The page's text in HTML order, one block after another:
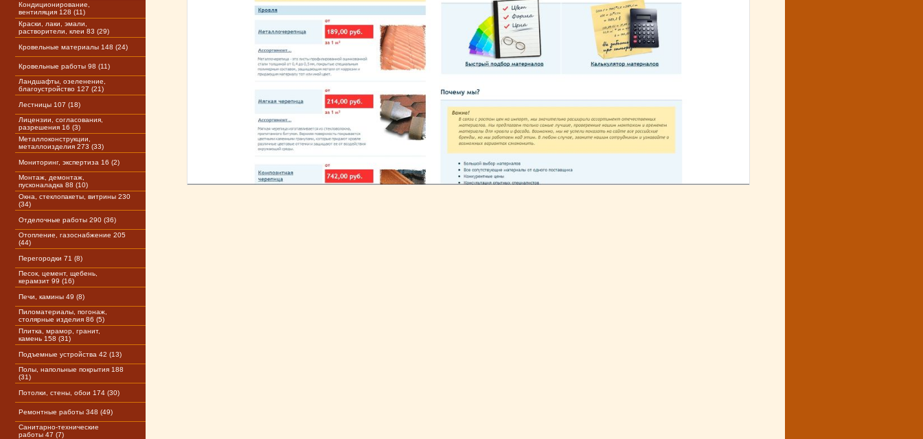
Кондиционирование,
вентиляция 128 (11)
Краски, лаки, эмали,
растворители, клеи 83 (29)
Кровельные материалы 148 (24)
Кровельные работы 98 (11)
Ландшафты, озеленение,
благоустройство 127 (21)
Лестницы 107 (18)
Лицензии, согласования,
разрешения 16 (3)
Металлоконструкции,
металлоизделия 273 (33)
Мониторинг, экспертиза 16 (2)
Монтаж, демонтаж,
пусконаладка 88 (10)
Окна, стеклопакеты, витрины 230
(34)
Отделочные работы 290 (36)
Отопление, газоснабжение 205
(44)
Перегородки 71 (8)
Песок, цемент, щебень,
керамзит 99 (16)
Печи, камины 49 (8)
Пиломатериалы, погонаж,
столярные изделия 86 (5)
Плитка, мрамор, гранит,
камень 158 (31)
Подъемные устройства 42 (13)
Полы, напольные покрытия 188
(31)
Потолки, стены, обои 174 (30)
Ремонтные работы 348 (49)
Санитарно-технические
работы 47 (7)